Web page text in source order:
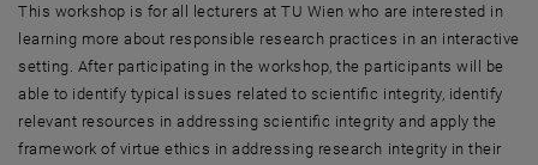
This workshop is for all lecturers at TU Wien who are interested in
learning more about responsible research practices in an interactive
setting. After participating in the workshop, the participants will be
able to identify typical issues related to scientific integrity, identify
relevant resources in addressing scientific integrity and apply the
framework of virtue ethics in addressing research integrity in their